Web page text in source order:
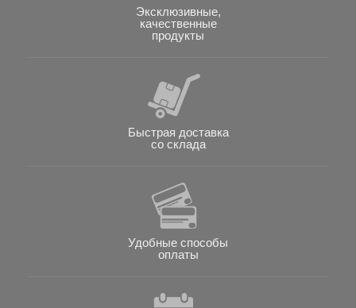
Эксклюзивные,
качественные
продукты
Быстрая доставка
со склада
Удобные способы
оплаты